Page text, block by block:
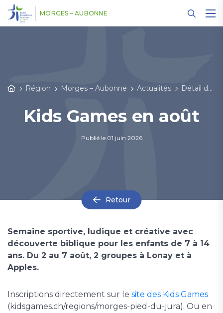
MORGES – AUBONNE
Région Morges – Aubonne Actualités Détail des actualités
Kids Games en août
Publié le 01 juin 2026
Retour
Semaine sportive, ludique et créative avec
découverte biblique pour les enfants de 7 à 14
ans. Du 2 au 7 août, 2 groupes à Lonay et à
Apples.
Inscriptions directement sur le site des Kids Games
(kidsgames.ch/regions/morges-pied-du-jura). Ou en
Panneau de gestion des cookies